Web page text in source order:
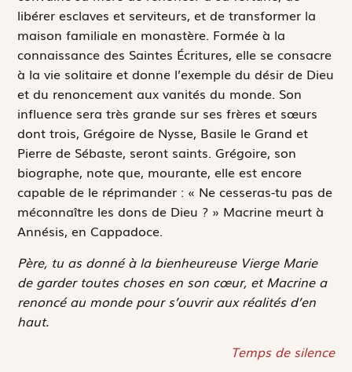
libérer esclaves et serviteurs, et de transformer la
maison familiale en monastère. Formée à la
connaissance des Saintes Écritures, elle se consacre
à la vie solitaire et donne l’exemple du désir de Dieu
et du renoncement aux vanités du monde. Son
influence sera très grande sur ses frères et sœurs
dont trois, Grégoire de Nysse, Basile le Grand et
Pierre de Sébaste, seront saints. Grégoire, son
biographe, note que, mourante, elle est encore
capable de le réprimander : « Ne cesseras-tu pas de
méconnaître les dons de Dieu ? » Macrine meurt à
Annésis, en Cappadoce.
Père, tu as donné à la bienheureuse Vierge Marie
de garder toutes choses en son cœur, et Macrine a
renoncé au monde pour s’ouvrir aux réalités d’en
haut.
Temps de silence